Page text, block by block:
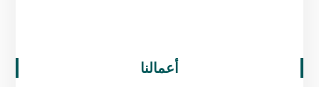
أعمالنا